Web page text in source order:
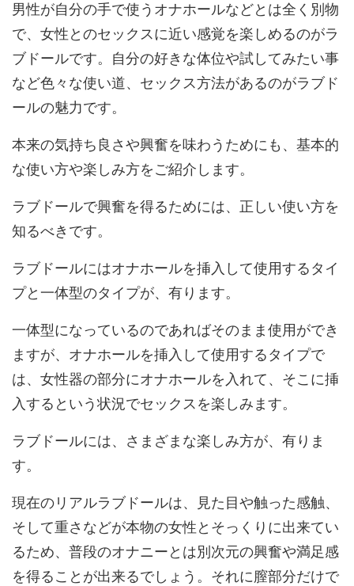
男性が自分の手で使うオナホールなどとは全く別物
で、女性とのセックスに近い感覚を楽しめるのがラ
ブドールです。自分の好きな体位や試してみたい事
など色々な使い道、セックス方法があるのがラブド
ールの魅力です。
本来の気持ち良さや興奮を味わうためにも、基本的
な使い方や楽しみ方をご紹介します。
ラブドールで興奮を得るためには、正しい使い方を
知るべきです。
ラブドールにはオナホールを挿入して使用するタイ
プと一体型のタイプが、有ります。
一体型になっているのであればそのまま使用ができ
ますが、オナホールを挿入して使用するタイプで
は、女性器の部分にオナホールを入れて、そこに挿
入するという状況でセックスを楽しみます。
ラブドールには、さまざまな楽しみ方が、有りま
す。
現在のリアルラブドールは、見た目や触った感触、
そして重さなどが本物の女性とそっくりに出来てい
るため、普段のオナニーとは別次元の興奮や満足感
を得ることが出来るでしょう。それに膣部分だけで